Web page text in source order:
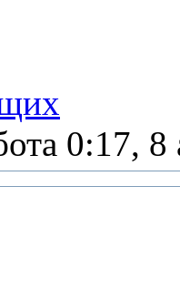
0:17, 8